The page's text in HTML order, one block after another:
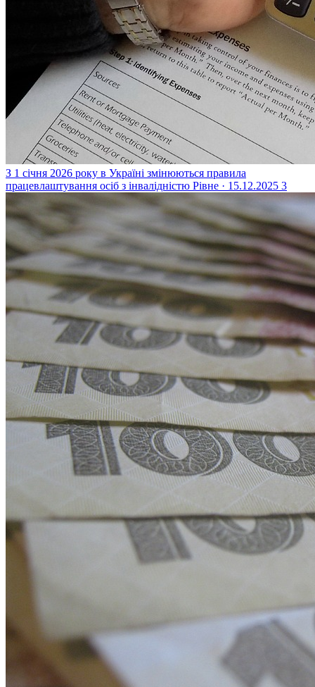
З 1 січня 2026 року в Україні змінюються правила
працевлаштування осіб з інвалідністю Рівне · 15.12.2025 3